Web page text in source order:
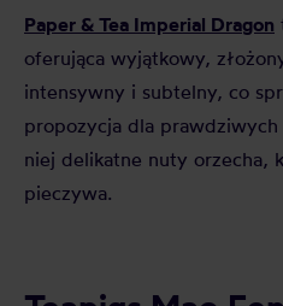
Paper & Tea Imperial Dragon
oferująca wyjątkowy,
intensywny i subtelny, co
propozycja dla
niej delikatne nuty orzecha,
pieczywa.